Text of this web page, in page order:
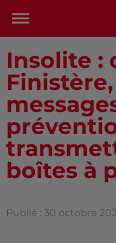
Insolite :
boîtes à
Publié : 30 octobre